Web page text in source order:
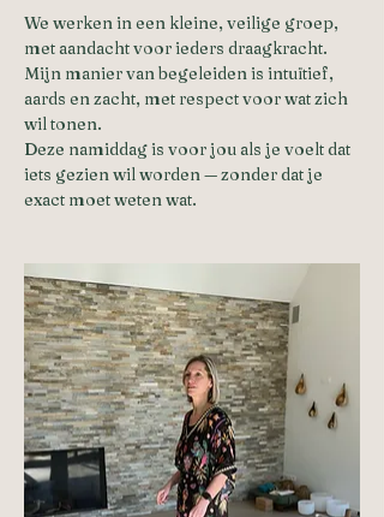
We werken in een kleine, veilige groep,
met aandacht voor ieders draagkracht.
Mijn manier van begeleiden is intuïtief,
aards en zacht, met respect voor wat zich
wil tonen.
Deze namiddag is voor jou als je voelt dat
iets gezien wil worden — zonder dat je
exact moet weten wat.